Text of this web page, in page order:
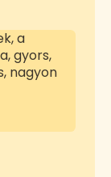
a
gyors,
nagyon